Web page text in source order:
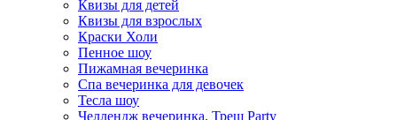
Квизы для детей
Квизы для взрослых
Краски Холи
Пенное шоу
Пижамная вечеринка
Спа вечеринка для девочек
Тесла шоу
Челлендж вечеринка. Треш Party